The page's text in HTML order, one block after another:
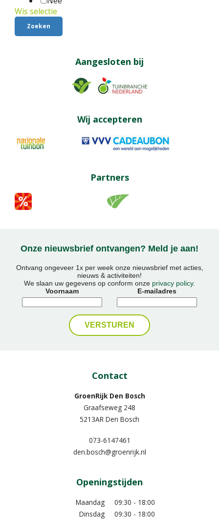
Wis selectie
Aangesloten bij
Wij accepteren
Partners
Onze nieuwsbrief ontvangen? Meld je aan!
Ontvang ongeveer 1x per week onze nieuwsbrief met acties,
nieuws & activiteiten!
We slaan uw gegevens op conform onze privacy policy.
Voornaam
E-mailadres
Contact
GroenRijk Den Bosch
Graafseweg 248
5213AR Den Bosch
073-6147461
den.bosch@groenrijk.nl
Openingstijden
Maandag
09:30 - 18:00
Dinsdag
09:30 - 18:00